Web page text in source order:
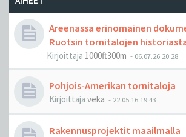
Areenassa erinomainen
Ruotsin tornitalojen historiasta
Kirjoittaja 1000ft300m - 06.07.26 20:28
Pohjois-Amerikan tornitaloja
Kirjoittaja veka - 22.05.16 19:43
Rakennusprojektit maailmalla